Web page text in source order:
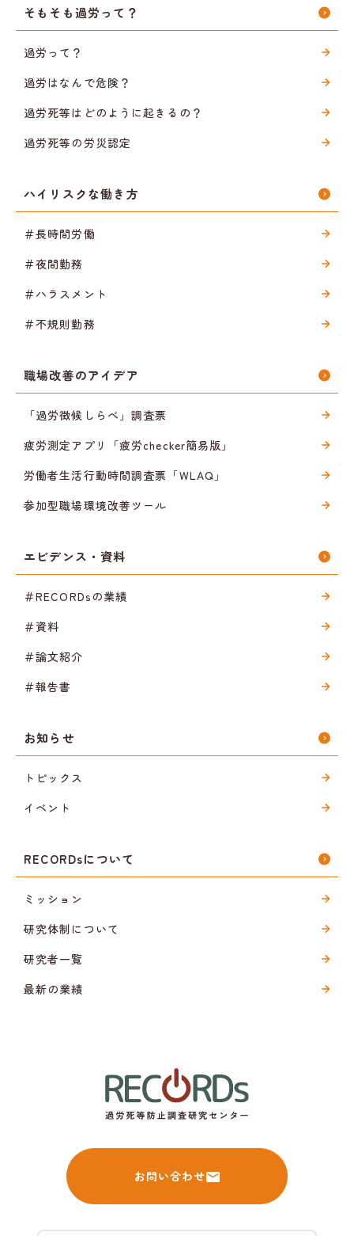
そもそも過労って？
過労って？
過労はなんで危険？
過労死等はどのように起きるの？
過労死等の労災認定
ハイリスクな働き方
＃長時間労働
＃夜間勤務
＃ハラスメント
＃不規則勤務
職場改善のアイデア
「過労徴候しらべ」調査票
疲労測定アプリ「疲労checker簡易版」
労働者生活行動時間調査票「WLAQ」
参加型職場環境改善ツール
エビデンス・資料
＃RECORDsの業績
＃資料
＃論文紹介
＃報告書
お知らせ
トピックス
イベント
RECORDsについて
ミッション
研究体制について
研究者一覧
最新の業績
お問い合わせ